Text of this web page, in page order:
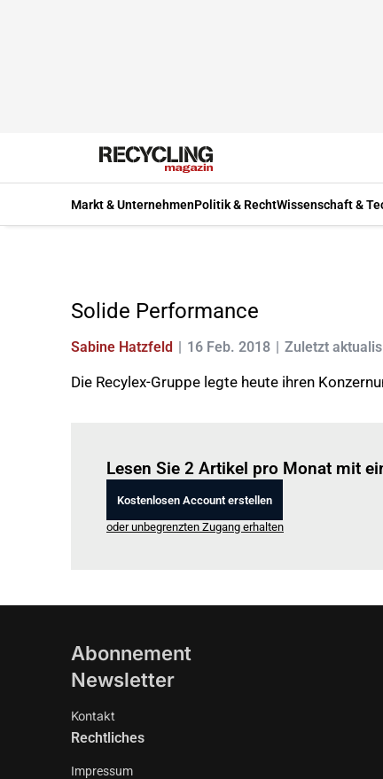
Markt & UnternehmenPolitik & RechtWissenschaft &
Solide Performance
Sabine Hatzfeld 16 Feb. 2018 Zuletzt
Die Recylex-Gruppe legte heute ihren
Lesen Sie 2 Artikel pro Monat mit
Kostenlosen Account erstellen
oder unbegrenzten Zugang erhalten
Abonnement
Newsletter
Kontakt
Rechtliches
Impressum